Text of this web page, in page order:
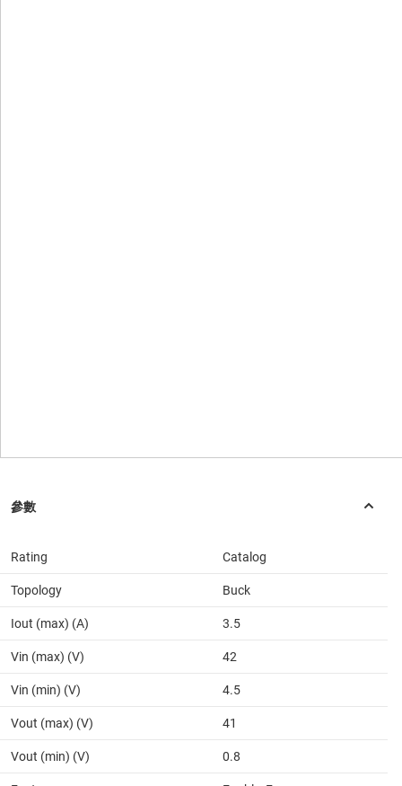
Rating Catalog
Topology Buck
Iout (max) (A) 3.5
Vin (max) (V) 42
Vin (min) (V) 4.5
Vout (max) (V) 41
Vout (min) (V) 0.8